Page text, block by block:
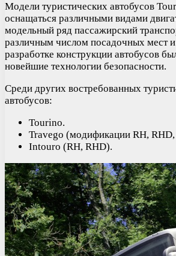
Модели туристических автобусов
оснащаться различными видами
модельный ряд пассажирский
различным числом посадочных мест
разработке конструкции автобусов
новейшие технологии безопасности.
Среди других востребованных
автобусов:
Tourino.
Travego (модификации RH,
Intouro (RH, RHD).